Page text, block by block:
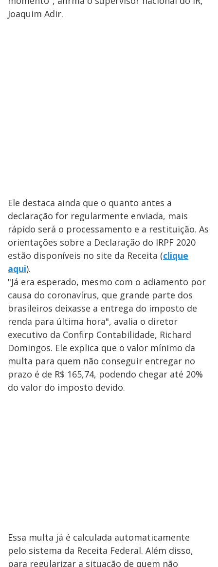
Joaquim Adir.
Ele destaca ainda que o quanto antes a
declaração for regularmente enviada, mais
rápido será o processamento e a restituição. As
orientações sobre a Declaração do IRPF 2020
estão disponíveis no site da Receita (clique
aqui).
"Já era esperado, mesmo com o adiamento por
causa do coronavírus, que grande parte dos
brasileiros deixasse a entrega do imposto de
renda para última hora", avalia o diretor
executivo da Confirp Contabilidade, Richard
Domingos. Ele explica que o valor mínimo da
multa para quem não conseguir entregar no
prazo é de R$ 165,74, podendo chegar até 20%
do valor do imposto devido.
Essa multa já é calculada automaticamente
pelo sistema da Receita Federal. Além disso,
para regularizar a situação de quem não